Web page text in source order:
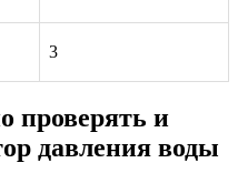
3
проверять и
давления воды